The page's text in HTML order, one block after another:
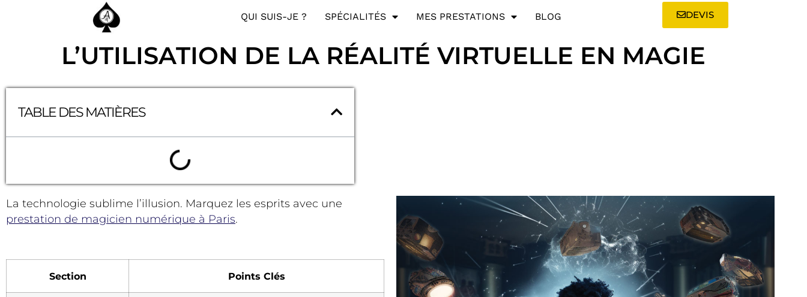
QUI SUIS-JE ? SPÉCIALITÉS MES PRESTATIONS BLOG DEVIS
L’UTILISATION DE LA RÉALITÉ VIRTUELLE EN MAGIE
TABLE DES MATIÈRES
La technologie sublime l’illusion. Marquez les esprits avec une
prestation de magicien numérique à Paris.
Section Points Clés